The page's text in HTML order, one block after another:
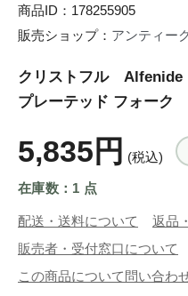
商品ID：178255905
販売ショップ： アンティー
クリストフル Alfenide
プレーテッド フォーク
5,835円 (税込)
在庫数：1 点
配送・送料について
返品
販売者・受付窓口について
この商品について問い合わ